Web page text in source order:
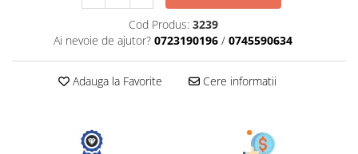
Cod Produs: 3239
Ai nevoie de ajutor? 0723190196 / 0745590634
Adauga la Favorite Cere informatii